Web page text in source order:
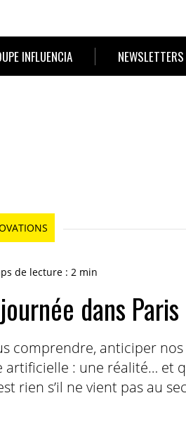
INFLUENCIA NEWSLETTERS
de lecture : 2 min
dans
comprendre, anticiper
artificielle : une réalité… et
rien s’il ne vient pas au